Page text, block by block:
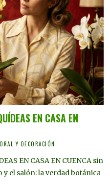
EN CASA EN
Y DECORACIÓN
EN CASA EN CUENCA sin
el salón: la verdad botánica